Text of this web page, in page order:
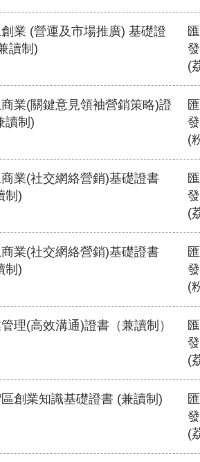
業 (營運及市場推廣) 基礎證
讀制)
(
業(關鍵意見領袖營銷策略)證
讀制)
(
業(社交網絡營銷)基礎證書
制)
(
業(社交網絡營銷)基礎證書
制)
(
理(高效溝通)證書（兼讀制）
(
創業知識基礎證書 (兼讀制)
(